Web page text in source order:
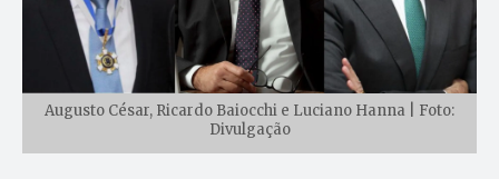
Augusto César, Ricardo Baiocchi e Luciano Hanna | Foto:
Divulgação